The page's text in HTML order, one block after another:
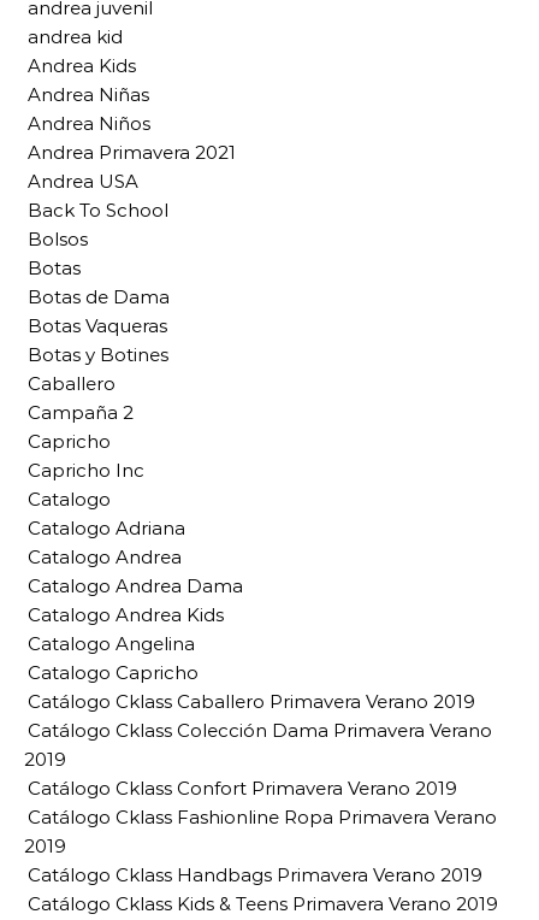
andrea juvenil
andrea kid
Andrea Kids
Andrea Niñas
Andrea Niños
Andrea Primavera 2021
Andrea USA
Back To School
Bolsos
Botas
Botas de Dama
Botas Vaqueras
Botas y Botines
Caballero
Campaña 2
Capricho
Capricho Inc
Catalogo
Catalogo Adriana
Catalogo Andrea
Catalogo Andrea Dama
Catalogo Andrea Kids
Catalogo Angelina
Catalogo Capricho
Catálogo Cklass Caballero Primavera Verano 2019
Catálogo Cklass Colección Dama Primavera Verano
2019
Catálogo Cklass Confort Primavera Verano 2019
Catálogo Cklass Fashionline Ropa Primavera Verano
2019
Catálogo Cklass Handbags Primavera Verano 2019
Catálogo Cklass Kids & Teens Primavera Verano 2019